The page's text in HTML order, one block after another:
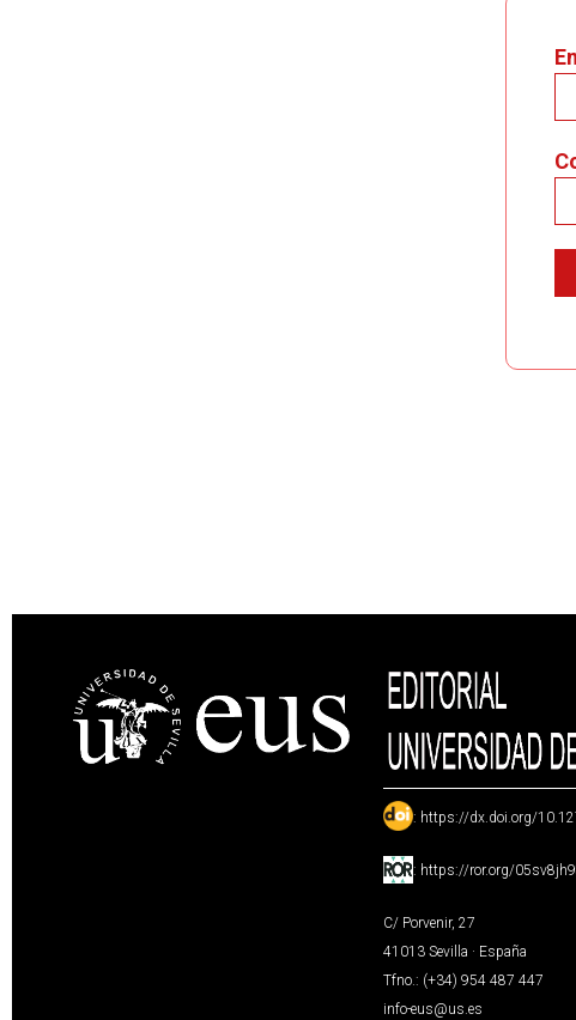
: https://dx.doi.org/
: https://ror.org/
C/ Porvenir, 27
41013 Sevilla · España
Tfno.: (+34) 954 487 447
info-eus@us.es